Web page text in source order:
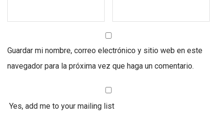
Guardar mi nombre, correo electrónico y sitio web en este
navegador para la próxima vez que haga un comentario.
Yes, add me to your mailing list